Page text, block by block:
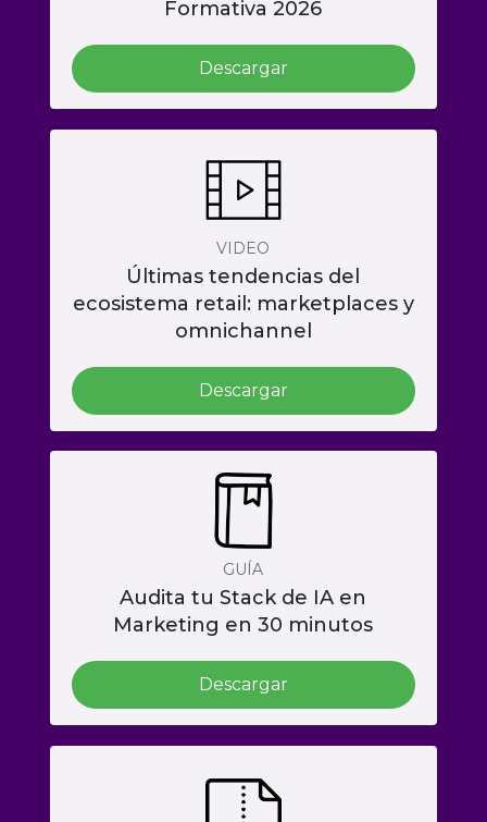
Formativa 2026
Descargar
VIDEO
Últimas tendencias del
ecosistema retail: marketplaces y
omnichannel
Descargar
GUÍA
Audita tu Stack de IA en
Marketing en 30 minutos
Descargar